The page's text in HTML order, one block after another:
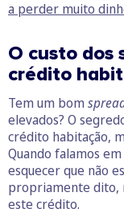
a perder muito
O custo dos
crédito
Tem um bom
elevados? O
crédito habitação,
Quando falamos
esquecer que não
propriamente dito,
este crédito.